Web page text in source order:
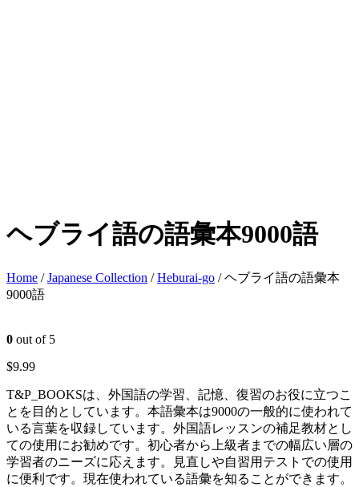
ヘブライ語の語彙本9000語
Home /Japanese Collection /Heburai-go / ヘブライ語の語彙本
9000語
0 out of 5
$9.99
T&P_BOOKSは、外国語の学習、記憶、復習のお役に立つこ
とを目的としています。本語彙本は9000の一般的に使われて
いる言葉を収録しています。外国語レッスンの補足教材とし
ての使用にお勧めです。初心者から上級者までの幅広い層の
学習者のニーズに応えます。見直しや自習用テストでの使用
に便利です。現在使われている語彙を知ることができます。